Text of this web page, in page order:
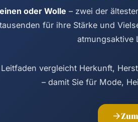
oder Wolle – zwei der
für ihre Stärke und
atmungsaktive
vergleicht Herkunft,
– damit Sie für Mode,